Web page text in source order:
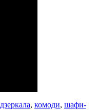
дзеркала, комоди, шафи-